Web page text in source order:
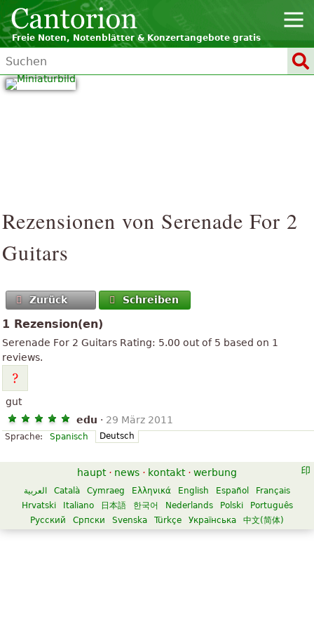
Freie Noten, Notenblätter & Konzertangebote gratis
Rezensionen von Serenade For 2
Guitars
Zurück Schreiben
1 Rezension(en)
Serenade For 2 Guitars Rating: 5.00 out of 5 based on 1
reviews.
gut
edu · 29 März 2011
Sprache: Spanisch Deutsch
haupt · news · kontakt · werbung
العربية Català Cymraeg Ελληνικά English Español
Français
Hrvatski
Italiano 日本語 한국어 Nederlands Polski
Português
Русский
Српски Svenska Türkçe Українська 中文(简体)